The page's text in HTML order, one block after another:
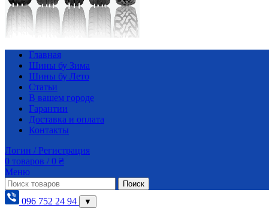
Главная
Шины бу Зима
Шины бу Лето
Статьи
В вашем городе
Гарантии
Доставка и оплата
Контакты
Логин / Регистрация
0 товаров / 0 ₴
Меню
Поиск
096 752 24 94 ▼